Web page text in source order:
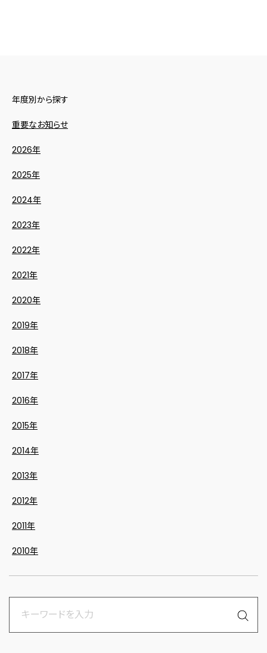
年度別から探す
重要なお知らせ
2026年
2025年
2024年
2023年
2022年
2021年
2020年
2019年
2018年
2017年
2016年
2015年
2014年
2013年
2012年
2011年
2010年